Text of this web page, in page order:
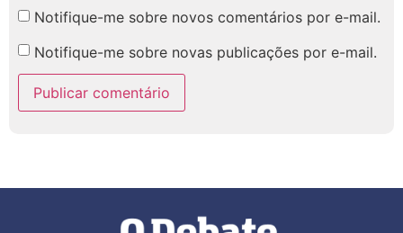
Notifique-me sobre novos comentários por e-mail.
Notifique-me sobre novas publicações por e-mail.